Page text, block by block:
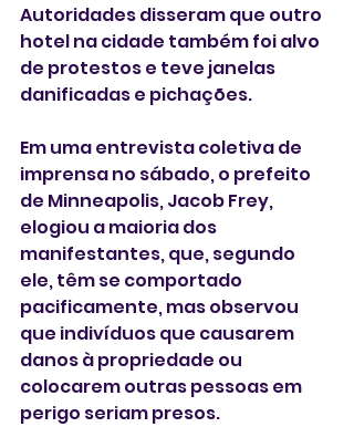
Autoridades disseram que outro
hotel na cidade também foi alvo
de protestos e teve janelas
danificadas e pichações.
Em uma entrevista coletiva de
imprensa no sábado, o prefeito
de Minneapolis, Jacob Frey,
elogiou a maioria dos
manifestantes, que, segundo
ele, têm se comportado
pacificamente, mas observou
que indivíduos que causarem
danos à propriedade ou
colocarem outras pessoas em
perigo seriam presos.